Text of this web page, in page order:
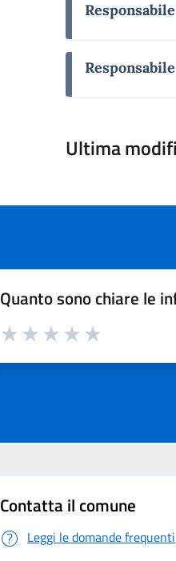
Ultima
Quanto sono chiare le
Contatta il comune
Leggi le domande frequenti